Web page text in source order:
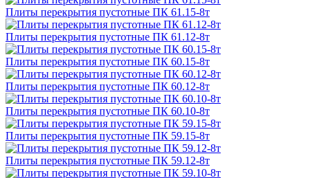
Плиты перекрытия пустотные ПК 61.15-8т
Плиты перекрытия пустотные ПК 61.12-8т
Плиты перекрытия пустотные ПК 60.15-8т
Плиты перекрытия пустотные ПК 60.12-8т
Плиты перекрытия пустотные ПК 60.10-8т
Плиты перекрытия пустотные ПК 59.15-8т
Плиты перекрытия пустотные ПК 59.12-8т